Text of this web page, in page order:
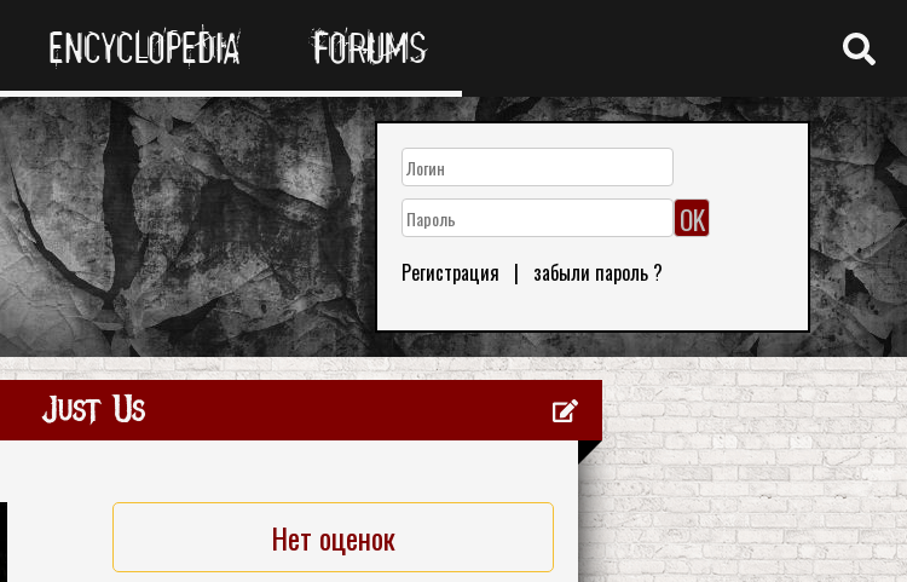
ENCYCLOPEDIA FORUMS
Регистрация | забыли пароль ?
Just Us
Нет оценок